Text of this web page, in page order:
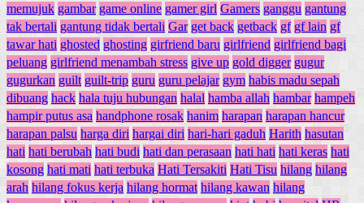
memujuk gambar game online gamer girl Gamers ganggu gantung
tak bertali gantung tidak bertali Gar get back getback gf gf lain gf
tawar hati ghosted ghosting girfriend baru girlfriend girlfriend bagi
peluang girlfriend menambah stress give up gold digger gugur
gugurkan guilt guilt-trip guru guru pelajar gym habis madu sepah
dibuang hack hala tuju hubungan halal hamba allah hambar hampeh
hampir putus asa handphone rosak hanim harapan harapan hancur
harapan palsu harga diri hargai diri hari-hari gaduh Harith hasutan
hati hati berubah hati budi hati dan perasaan hati hati hati keras hati
kosong hati mati hati terbuka Hati Tersakiti Hati Tisu hilang hilang
arah hilang fokus kerja hilang hormat hilang kawan hilang